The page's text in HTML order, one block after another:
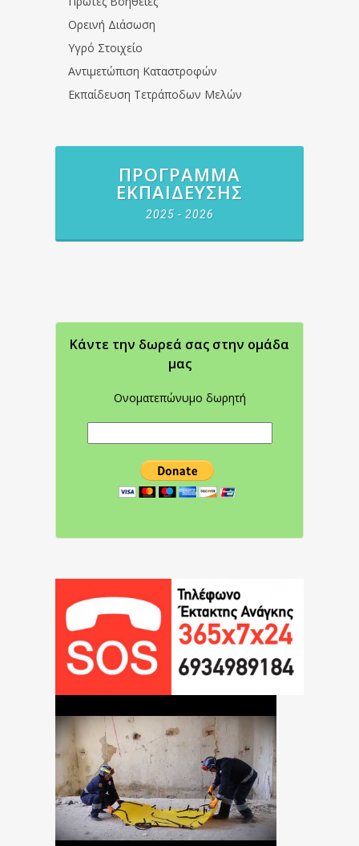
Ορεινή Διάσωση
Υγρό Στοιχείο
Αντιμετώπιση Καταστροφών
Εκπαίδευση Τετράποδων Μελών
ΠΡΌΓΡΑΜΜΑ
ΕΚΠΑΊΔΕΥΣΗΣ
2025 - 2026
Κάντε την δωρεά σας στην oμάδα
μας
Ονοματεπώνυμο δωρητή